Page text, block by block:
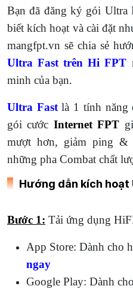
Bạn đã đăng ký gói Ultra
biết kích hoạt và cài đặt
mangfpt.vn sẽ chia sẻ
Ultra Fast trên Hi FPT
minh của bạn.
Ultra Fastlà 1 tính năng
gói cước Internet FPT
mượt hơn, giảm ping &
những pha Combat chất
Hướng dẫn kích
Bước 1: Tải ứng dụng
App Store: Dành cho
ngay
Google Play: Dành